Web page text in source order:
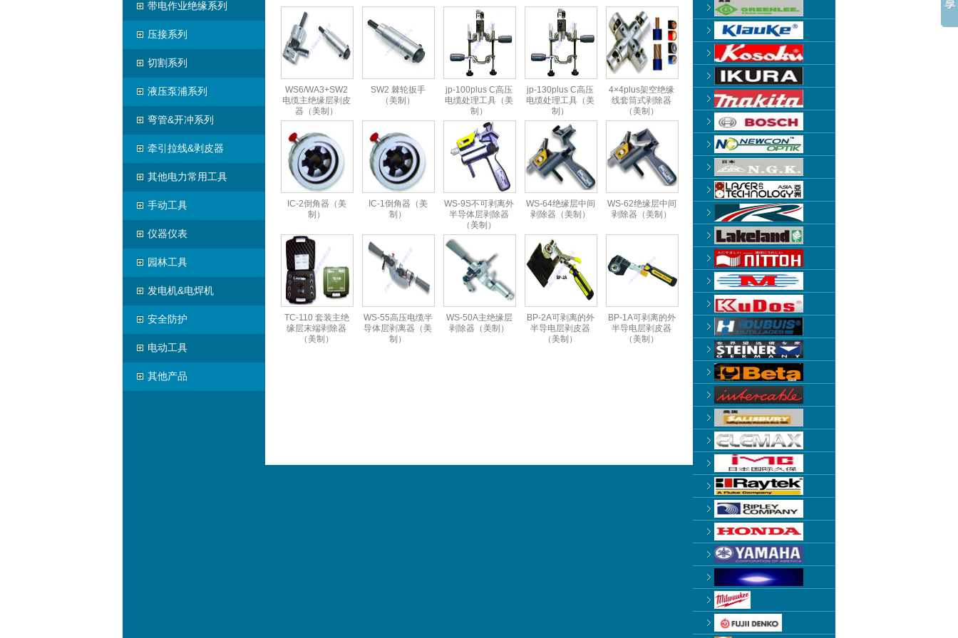
带电作业绝缘系列
压接系列
切割系列
液压泵浦系列
弯管&开冲系列
牵引拉线&剥皮器
其他电力常用工具
手动工具
仪器仪表
园林工具
发电机&电焊机
安全防护
电动工具
其他产品
WS6/WA3+SW2
电缆主绝缘层剥皮
器（美制）
SW2 棘轮扳手
（美制）
jp-100plus C高压
电缆处理工具（美
制）
jp-130plus C高压
电缆处理工具（美
制）
4×4plus架空绝缘
线套筒式剥除器
（美制）
IC-2倒角器（美
制）
IC-1倒角器（美
制）
WS-9S不可剥离外
半导体层剥除器
（美制）
WS-64绝缘层中间
剥除器（美制）
WS-62绝缘层中间
剥除器（美制）
TC-110 套装主绝
缘层末端剥除器
（美制）
WS-55高压电缆半
导体层剥离器（美
制）
WS-50A主绝缘层
剥除器（美制）
BP-2A可剥离的外
半导电层剥皮器
（美制）
BP-1A可剥离的外
半导电层剥皮器
（美制）